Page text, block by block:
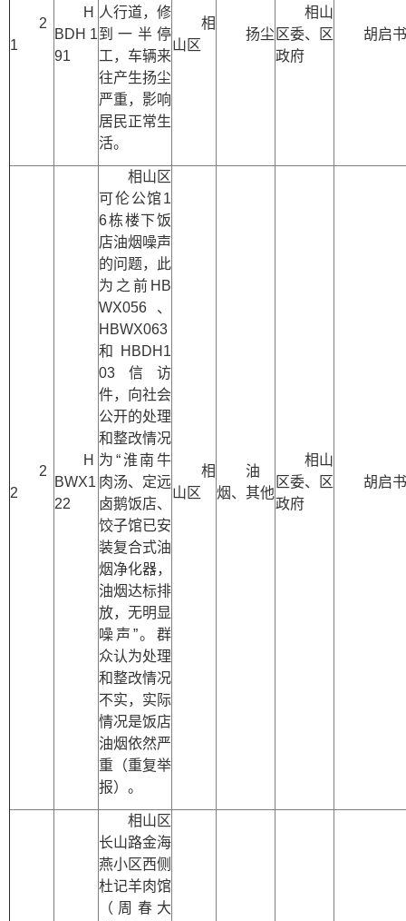
2
1
H
BDH 1
91
人行道，修
到一半停
工，车辆来
往产生扬尘
严重，影响
居民正常生
活。
相
山区
扬尘
相山
区委、区
政府
胡启
2
2
H
BWX1
22
相山区
可伦公馆1
6栋楼下饭
店油烟噪声
的问题，此
为之前HB
WX056、
HBWX063
和HBDH1
03信访
件，向社会
公开的处理
和整改情况
为“淮南牛
肉汤、定远
卤鹅饭店、
饺子馆已安
装复合式油
烟净化器，
油烟达标排
放，无明显
噪声”。群
众认为处理
和整改情况
不实，实际
情况是饭店
油烟依然严
重（重复举
报）。
相
山区
油
烟、其他
相山
区委、区
政府
胡启
相山区
长山路金海
燕小区西侧
杜记羊肉馆
（周春大